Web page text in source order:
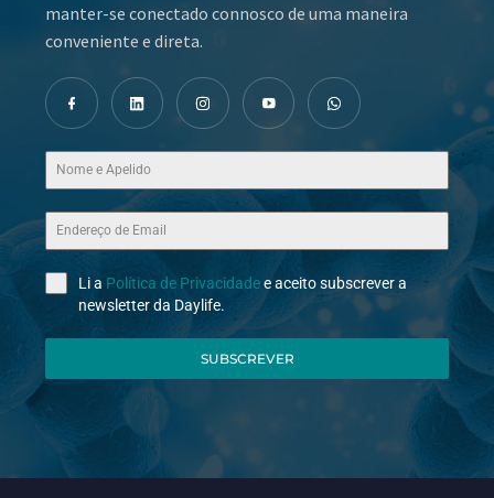
manter-se conectado connosco de uma maneira
conveniente e direta.
Li a Política de Privacidadee aceito subscrever a
newsletter da Daylife.
SUBSCREVER